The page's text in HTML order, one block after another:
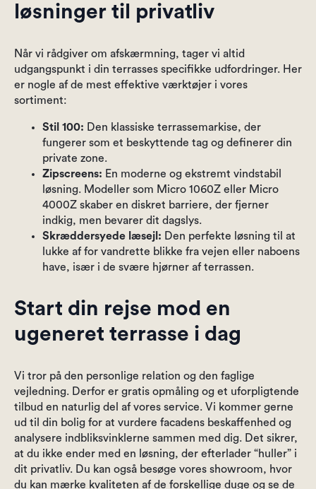
løsninger til privatliv
Når vi rådgiver om afskærmning, tager vi altid
udgangspunkt i din terrasses specifikke udfordringer. Her
er nogle af de mest effektive værktøjer i vores
sortiment:
Stil 100: Den klassiske terrassemarkise, der
fungerer som et beskyttende tag og definerer din
private zone.
Zipscreens: En moderne og ekstremt vindstabil
løsning. Modeller som Micro 1060Z eller Micro
4000Z skaber en diskret barriere, der fjerner
indkig, men bevarer dit dagslys.
Skræddersyede læsejl: Den perfekte løsning til at
lukke af for vandrette blikke fra vejen eller naboens
have, især i de svære hjørner af terrassen.
Start din rejse mod en
ugeneret terrasse i dag
Vi tror på den personlige relation og den faglige
vejledning. Derfor er gratis opmåling og et uforpligtende
tilbud en naturlig del af vores service. Vi kommer gerne
ud til din bolig for at vurdere facadens beskaffenhed og
analysere indbliksvinklerne sammen med dig. Det sikrer,
at du ikke ender med en løsning, der efterlader “huller” i
dit privatliv. Du kan også besøge vores showroom, hvor
du kan mærke kvaliteten af de forskellige duge og se de